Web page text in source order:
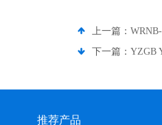
上一篇：
下一篇： YZGB
推荐产品